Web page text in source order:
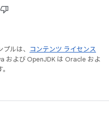
ルは、
コンテンツ ライセンス
および OpenJDK は Oracle およ